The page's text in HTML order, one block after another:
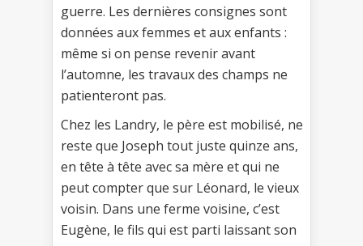
guerre. Les dernières consignes sont
données aux femmes et aux enfants :
même si on pense revenir avant
l’automne, les travaux des champs ne
patienteront pas.
Chez les Landry, le père est mobilisé, ne
reste que Joseph tout juste quinze ans,
en tête à tête avec sa mère et qui ne
peut compter que sur Léonard, le vieux
voisin. Dans une ferme voisine, c’est
Eugène, le fils qui est parti laissant son